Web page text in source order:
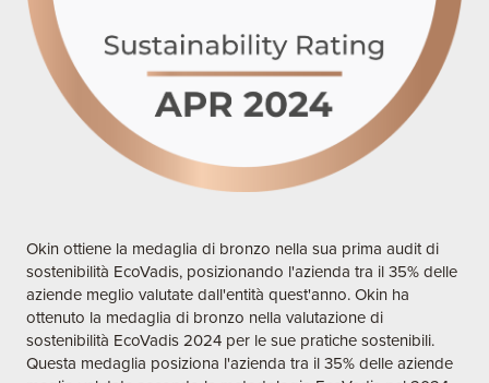
Okin ottiene la medaglia di bronzo nella sua prima audit di
sostenibilità EcoVadis, posizionando l'azienda tra il 35% delle
aziende meglio valutate dall'entità quest'anno. Okin ha
ottenuto la medaglia di bronzo nella valutazione di
sostenibilità EcoVadis 2024 per le sue pratiche sostenibili.
Questa medaglia posiziona l'azienda tra il 35% delle aziende